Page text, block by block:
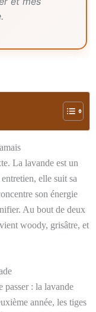
La lavande est un
elle suit sa
son énergie
Au bout de deux
woody, grisâtre, et
passer : la lavande
année, les tiges